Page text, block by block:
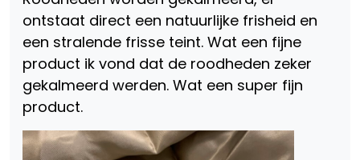
ontstaat direct een natuurlijke frisheid en
een stralende frisse teint. Wat een fijne
product ik vond dat de roodheden zeker
gekalmeerd werden. Wat een super fijn
product.